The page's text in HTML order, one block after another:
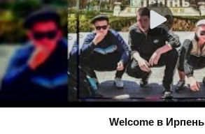
Welcome в Ирпень